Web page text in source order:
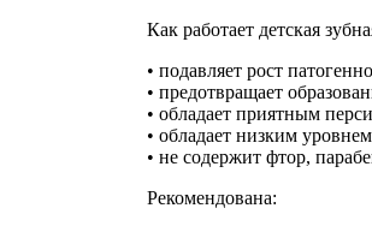
Как работает детская
• подавляет рост
• предотвращает
• обладает приятным
• обладает низким
• не содержит фтор,
Рекомендована: